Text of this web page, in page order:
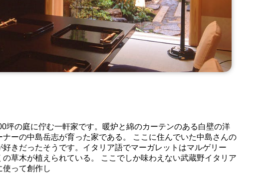
坪の庭に佇む一軒家です。暖炉と綿のカーテンのある白壁の洋
ーの中島岳志が育った家である。 ここに住んでいた中島さんの
きだったそうです。イタリア語でマーガレットはマルゲリー
草木が植えられている。 ここでしか味わえない武蔵野イタリア
使って創作し